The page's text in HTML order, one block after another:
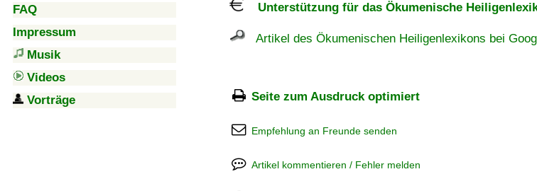
FAQ
Impressum
Musik
Videos
Vorträge
Unterstützung für das Ökumenische
Artikel des Ökumenischen Heiligenlexikons bei
Seite zum Ausdruck optimiert
Empfehlung an Freunde senden
Artikel kommentieren / Fehler melden